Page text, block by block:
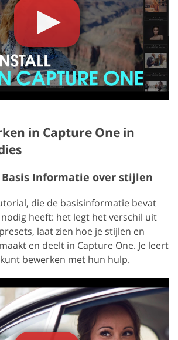
in Capture One in
Informatie over stijlen
die de basisinformatie bevat
heeft: het legt het verschil uit
laat zien hoe je stijlen en
en deelt in Capture One. Je leert
bewerken met hun hulp.